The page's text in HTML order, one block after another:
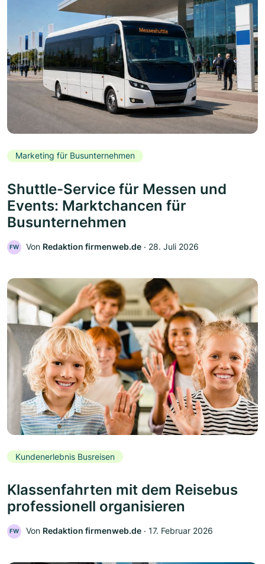
Marketing für Busunternehmen
Shuttle-Service für Messen und
Events: Marktchancen für
Busunternehmen
FW Von Redaktion firmenweb.de ‧ 28. Juli 2026
Kundenerlebnis Busreisen
Klassenfahrten mit dem Reisebus
professionell organisieren
FW Von Redaktion firmenweb.de ‧ 17. Februar 2026